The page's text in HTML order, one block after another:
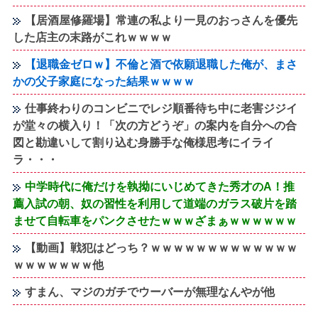
【居酒屋修羅場】常連の私より一見のおっさんを優先
した店主の末路がこれｗｗｗｗ
【退職金ゼロｗ】不倫と酒で依願退職した俺が、まさ
かの父子家庭になった結果ｗｗｗｗ
仕事終わりのコンビニでレジ順番待ち中に老害ジジイ
が堂々の横入り！「次の方どうぞ」の案内を自分への合
図と勘違いして割り込む身勝手な俺様思考にイライ
ラ・・・
中学時代に俺だけを執拗にいじめてきた秀才のA！推
薦入試の朝、奴の習性を利用して道端のガラス破片を踏
ませて自転車をパンクさせたｗｗｗざまぁｗｗｗｗｗｗ
【動画】戦犯はどっち？ｗｗｗｗｗｗｗｗｗｗｗｗｗ
ｗｗｗｗｗｗｗ他
すまん、マジのガチでウーバーが無理なんやが他